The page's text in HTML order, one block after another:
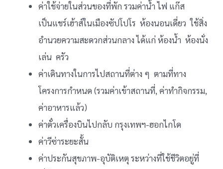
ค่าใช้จ่ายในส่วนของที่พัก รวมค่าน้ำ ไฟ แก๊ส
เป็นแชร์เฮ้าส์ในเมืองซัปโปโร ห้องนอนเดี่ยว ใช้สิ่ง
อำนวยความสะดวกส่วนกลาง ได้แก่ ห้องน้ำ ห้องนั่ง
เล่น ครัว
ค่าเดินทางในการไปสถานที่ต่าง ๆ ตามที่ทาง
โครงการกำหนด (รวมค่าเข้าสถานที่, ค่าทำกิจกรรม,
ค่าอาหารแล้ว)
ค่าตั๋วเครื่องบินไปกลับ กรุงเทพฯ-ฮอกไกโด
ค่าวีซ่าระยะสั้น
ค่าประกันสุขภาพ-อุบัติเหตุ ระหว่างที่ใช้ชีวิตอยู่ที่